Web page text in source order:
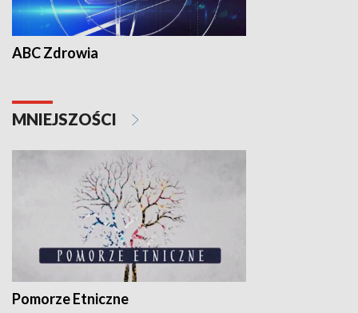
ABC Zdrowia
MNIEJSZOŚCI
Pomorze Etniczne